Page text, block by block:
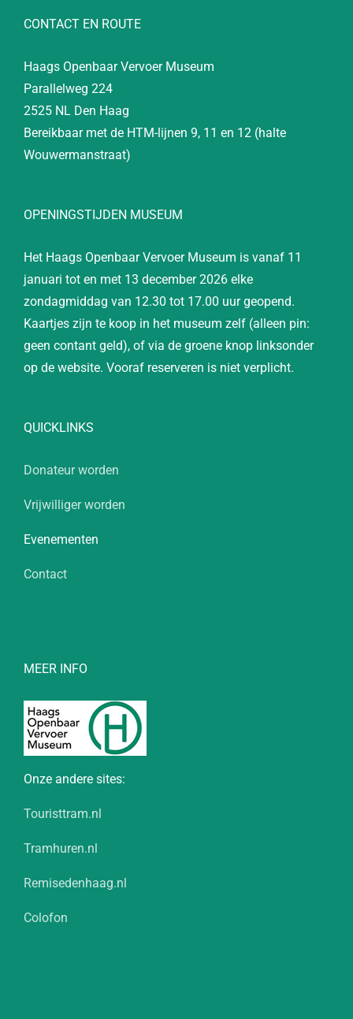
CONTACT EN ROUTE
Haags Openbaar Vervoer Museum
Parallelweg 224
2525 NL Den Haag
Bereikbaar met de HTM-lijnen 9, 11 en 12 (halte
Wouwermanstraat)
OPENINGSTIJDEN MUSEUM
Het Haags Openbaar Vervoer Museum is vanaf 11
januari tot en met 13 december 2026 elke
zondagmiddag van 12.30 tot 17.00 uur geopend.
Kaartjes zijn te koop in het museum zelf (alleen pin:
geen contant geld), of via de groene knop linksonder
op de website. Vooraf reserveren is niet verplicht.
QUICKLINKS
Donateur worden
Vrijwilliger worden
Evenementen
Contact
MEER INFO
Onze andere sites:
Touristtram.nl
Tramhuren.nl
Remisedenhaag.nl
Colofon